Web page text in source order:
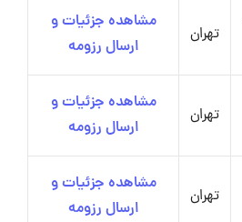
تهران
مشاهده جزئیات و
ارسال رزومه
تهران
مشاهده جزئیات و
ارسال رزومه
تهران
مشاهده جزئیات و
ارسال رزومه